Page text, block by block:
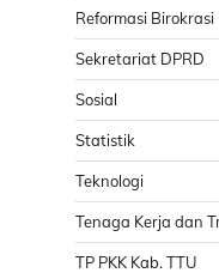
Reformasi Birokrasi
Sekretariat DPRD
Sosial
Statistik
Teknologi
Tenaga Kerja dan
TP PKK Kab. TTU